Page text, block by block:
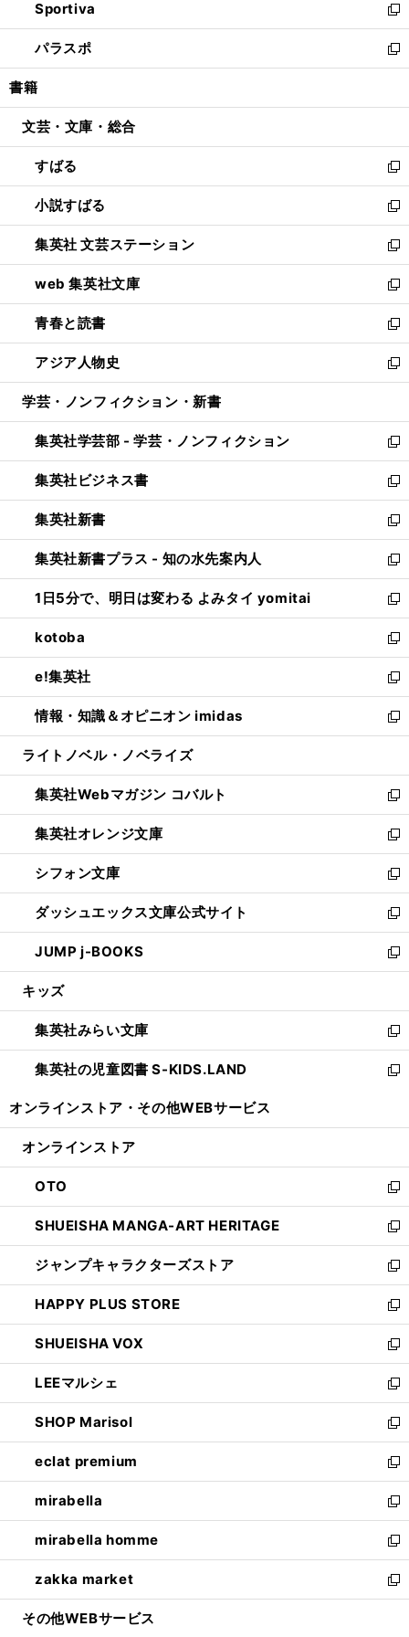
く
ド
ウ
で
開
ィ
ン
ド
ウ
開
い
ウ
ィ
ン
ウ
開
く
Sportiva
新
し
い
ウ
ン
ウ
で
開
く
パラスポ
新
し
ウ
ン
ド
ウ
で
開
く
書籍
文芸・文庫・総合
すばる
新
し
い
ウ
ィ
ン
ド
ウ
で
開
く
小説すばる
新
し
い
ウ
ィ
ン
ド
ウ
で
開
集英社 文芸ステーション
新
し
い
ウ
ィ
ン
ド
ウ
開
く
web 集英社文庫
新
し
い
ウ
ィ
ン
ウ
で
開
く
青春と読書
新
し
い
ウ
ン
ド
ウ
で
開
く
アジア人物史
新
し
ウ
ィ
ン
ド
ウ
で
開
く
学芸・ノンフィクション・新書
集英社学芸部 - 学芸・ノンフィクション
新
し
い
ウ
ィ
ン
ド
ウ
で
開
く
集英社ビジネス書
新
し
い
ウ
ィ
ン
ド
ウ
で
開
く
集英社新書
新
し
い
ウ
ィ
ン
ド
ウ
で
開
く
集英社新書プラス - 知の水先案内人
新
し
い
ウ
ィ
ン
ド
ウ
で
開
1日5分で、明日は変わる よみタイ yomitai
新
し
い
ウ
ィ
ン
ド
ウ
開
く
kotoba
新
し
い
ウ
ィ
ン
ウ
で
開
く
e!集英社
新
し
い
ウ
ン
ド
ウ
で
開
く
情報・知識＆オピニオン imidas
新
し
ウ
ィ
ン
ド
ウ
で
開
く
ライトノベル・ノベライズ
集英社Webマガジン コバルト
新
し
い
ウ
ィ
ン
ド
ウ
で
開
集英社オレンジ文庫
新
し
い
ウ
ィ
ン
ド
ウ
開
く
シフォン文庫
新
し
い
ウ
ィ
ン
ウ
で
開
く
ダッシュエックス文庫公式サイト
新
し
い
ウ
ン
ド
ウ
で
JUMP j-BOOKS
新
し
ウ
ィ
ン
ド
開
キッズ
集英社みらい文庫
新
し
い
ン
ウ
で
開
く
集英社の児童図書 S-KIDS.LAND
新
ウ
ン
ド
ウ
で
開
く
オンラインストア・ その他WEBサービス
オンラインストア
OTO
新
し
い
ウ
ィ
ン
ド
ウ
で
開
く
SHUEISHA MANGA-ART HERITAGE
新
し
い
ウ
ィ
ン
ド
ウ
で
開
く
ジャンプキャラクターズストア
新
し
い
ウ
ィ
ン
ド
ウ
で
開
く
HAPPY PLUS STORE
新
し
い
ウ
ィ
ン
ド
ウ
で
開
く
SHUEISHA VOX
新
し
い
ウ
ィ
ン
ド
ウ
で
開
く
LEEマルシェ
新
し
い
ウ
ィ
ン
ド
ウ
で
開
く
SHOP Marisol
新
し
い
ウ
ィ
ン
ド
ウ
で
開
eclat premium
新
し
い
ウ
ィ
ン
ド
ウ
mirabella
新
し
い
ウ
ィ
ン
mirabella homme
新
し
い
ウ
zakka market
新
し
その他WEBサービス